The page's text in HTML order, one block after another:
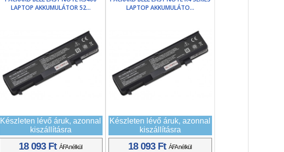
LAPTOP AKKUMULÁTOR 52...
Készleten lévő áruk, azonnal
kiszállításra
18 093 FtÁFA nélkül
LAPTOP AKKUMULÁTO...
Készleten lévő áruk, azonnal
kiszállításra
18 093 FtÁFA nélkül